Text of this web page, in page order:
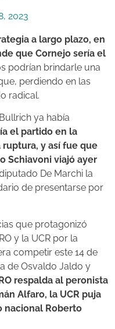
2023
a largo plazo, en
que Cornejo sería el
podrían brindarle una
perdiendo en las
radical.
ya había
el partido en la
y así fue que
Schiavoni viajó ayer
De Marchi la
de presentarse por
que protagonizó
y la UCR por la
competir este 14 de
de Osvaldo Jaldo y
respalda al peronista
Alfaro, la UCR puja
nacional Roberto